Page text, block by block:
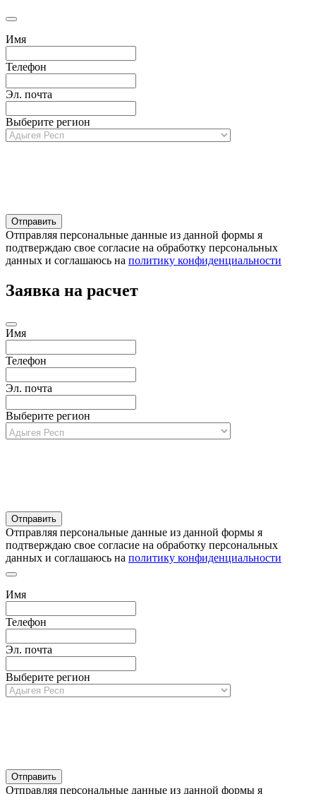
Имя
Телефон
Эл. почта
Выберите регион
Отправляя персональные данные из данной формы я
подтверждаю свое согласие на обработку персональных
данных и соглашаюсь на политику конфиденциальности
Заявка на расчет
Имя
Телефон
Эл. почта
Выберите регион
Отправляя персональные данные из данной формы я
подтверждаю свое согласие на обработку персональных
данных и соглашаюсь на политику конфиденциальности
Имя
Телефон
Эл. почта
Выберите регион
Отправляя персональные данные из данной формы я